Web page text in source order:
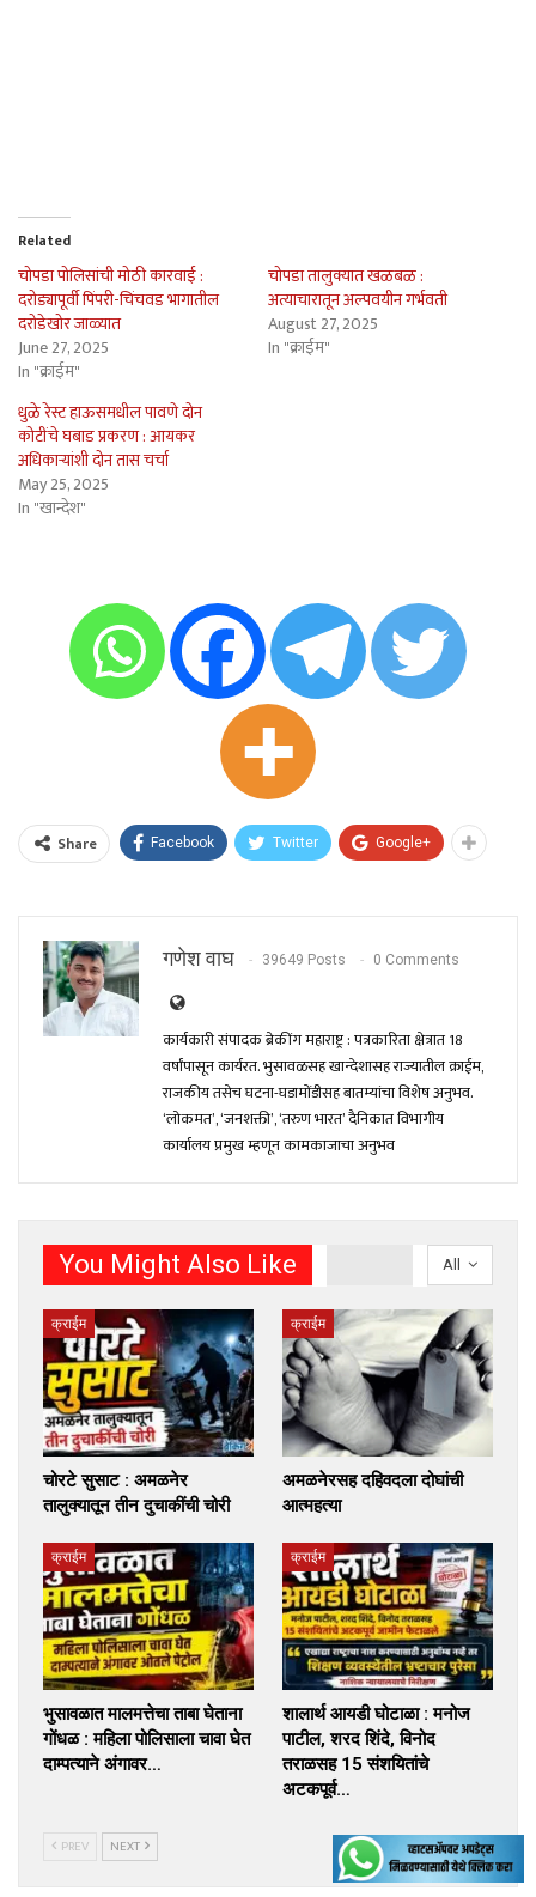
Related
चोपडा पोलिसांची मोठी कारवाई :
दरोड्यापूर्वी पिंपरी-चिंचवड भागातील
दरोडेखोर जाळ्यात
June 27, 2025
In "क्राईम"
चोपडा तालुक्यात खळबळ :
अत्याचारातून अल्पवयीन गर्भवती
August 27, 2025
In "क्राईम"
धुळे रेस्ट हाऊसमधील पावणे दोन
कोटींचे घबाड प्रकरण : आयकर
अधिकार्‍यांशी दोन तास चर्चा
May 25, 2025
In "खान्देश"
Share Facebook Twitter Google+
गणेश वाघ 39649 Posts 0 Comments
कार्यकारी संपादक ब्रेकींग महाराष्ट्र : पत्रकारिता क्षेत्रात 18
वर्षांपासून कार्यरत. भुसावळसह खान्देशासह राज्यातील क्राईम,
राजकीय तसेच घटना-घडामोंडीसह बातम्यांचा विशेष अनुभव.
‘लोकमत’, ‘जनशक्ती’, ‘तरुण भारत’ दैनिकात विभागीय
कार्यालय प्रमुख म्हणून कामकाजाचा अनुभव
All
You Might Also Like
क्राईम
चोरटे सुसाट : अमळनेर
तालुक्यातून तीन दुचाकींची चोरी
क्राईम
अमळनेरसह दहिवदला दोघांची
आत्महत्या
क्राईम
भुसावळात मालमत्तेचा ताबा घेताना
गोंधळ : महिला पोलिसाला चावा घेत
दाम्पत्याने अंगावर…
क्राईम
शालार्थ आयडी घोटाळा : मनोज
पाटील, शरद शिंदे, विनोद
तराळसह 15 संशयितांचे
अटकपूर्व…
PREV NEXT